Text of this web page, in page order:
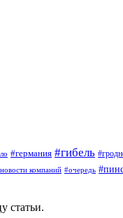
#германия #гибель
компаний #очередь
статьи.